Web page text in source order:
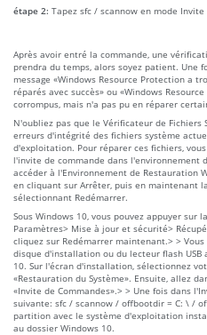
étape 2: Tapez sfc / scannow en mode
Après avoir entré la commande, une
prendra du temps, alors soyez patient. Une
message «Windows Resource Protection a
réparés avec succès» ou «Windows
corrompus, mais n'a pas pu en réparer
N'oubliez pas que le Vérificateur de Fichiers
erreurs d'intégrité des fichiers système
d'exploitation. Pour réparer ces fichiers,
l'invite de commande dans l'environnement
accéder à l'Environnement de Restauration
en cliquant sur Arrêter, puis en maintenant
sélectionnant Redémarrer.
Sous Windows 10, vous pouvez appuyer sur
Paramètres> Mise à jour et sécurité>
cliquez sur Redémarrer maintenant.> >
disque d'installation ou du lecteur flash
10. Sur l'écran d'installation, sélectionnez
«Restauration du Système». Ensuite, allez
«Invite de Commandes».> > Une fois dans
suivante: sfc / scannow / offbootdir = C: \ /
partition avec le système d'exploitation
au dossier Windows 10.